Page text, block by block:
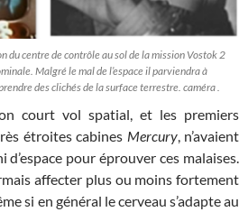
du centre de contrôle au sol de la mission Vostok 2
Malgré le mal de l’espace il parviendra à
des clichés de la surface terrestre. caméra .
court vol spatial, et les premiers
étroites cabines Mercury, n’avaient
d’espace pour éprouver ces malaises.
affecter plus ou moins fortement
si en général le cerveau s’adapte au